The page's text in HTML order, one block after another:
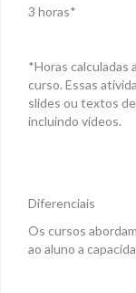
3 horas*
*Horas calculadas
curso. Essas
slides ou textos
incluindo vídeos.
Diferenciais
Os cursos
ao aluno a